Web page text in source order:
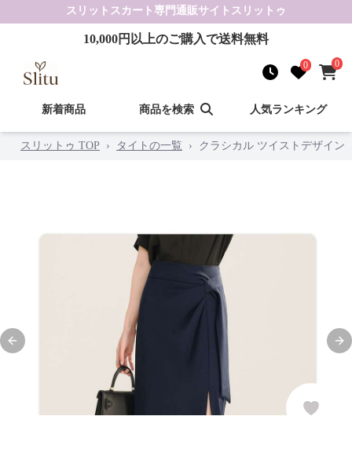
スリットスカート 専門通販サイト スリットゥ
10,000円以上のご購入で送料無料
0 0
新着商品 商品を検索 人気ランキング
スリットゥ TOP › タイトの一覧 › クラシカル ツイストデザイン
Previous slide